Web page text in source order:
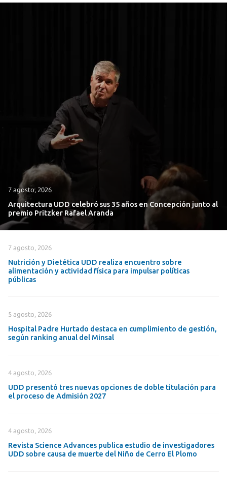
7 agosto, 2026
Arquitectura UDD celebró sus 35 años en Concepción junto al
premio Pritzker Rafael Aranda
7 agosto, 2026
Nutrición y Dietética UDD realiza encuentro sobre
alimentación y actividad física para impulsar políticas
públicas
5 agosto, 2026
Hospital Padre Hurtado destaca en cumplimiento de gestión,
según ranking anual del Minsal
4 agosto, 2026
UDD presentó tres nuevas opciones de doble titulación para
el proceso de Admisión 2027
4 agosto, 2026
Revista Science Advances publica estudio de investigadores
UDD sobre causa de muerte del Niño de Cerro El Plomo